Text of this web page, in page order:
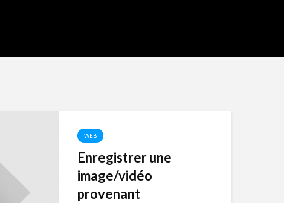
WEB
Enregistrer une
image/vidéo
provenant